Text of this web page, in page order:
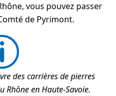
vous pouvez passer
de Pyrimont.
des carrières de pierres
Rhône en Haute-Savoie.